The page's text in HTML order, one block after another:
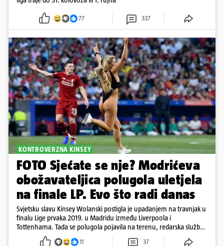
77 337
KONTROVERZNA KINSEY
FOTO Sjećate se nje? Modrićeva
obožavateljica polugola uletjela
na finale LP. Evo što radi danas
Svjetsku slavu Kinsey Wolanski postigla je upadanjem na travnjak u
finalu Lige prvaka 2019. u Madridu između Liverpoola i
Tottenhama. Tada se polugola pojavila na terenu, redarska služba
ju je lovila po travnjaku, a njezine fotografije obišle su svijet.
11 37